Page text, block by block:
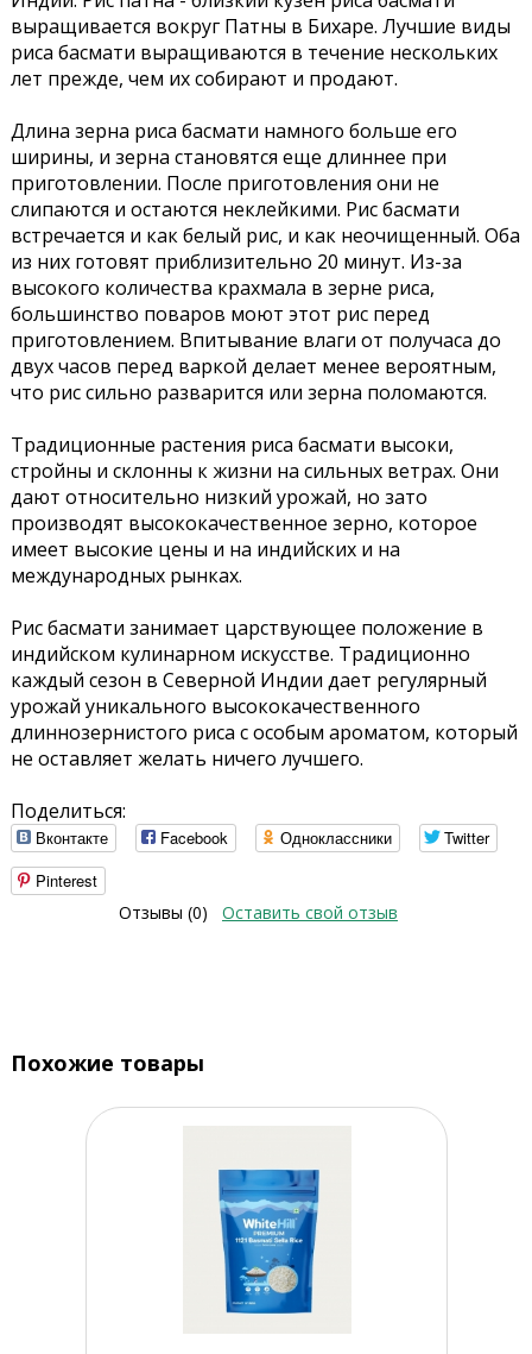
выращивается вокруг Патны в Бихаре. Лучшие виды
риса басмати выращиваются в течение нескольких
лет прежде, чем их собирают и продают.
Длина зерна риса басмати намного больше его
ширины, и зерна становятся еще длиннее при
приготовлении. После приготовления они не
слипаются и остаются неклейкими. Рис басмати
встречается и как белый рис, и как неочищенный. Оба
из них готовят приблизительно 20 минут. Из-за
высокого количества крахмала в зерне риса,
большинство поваров моют этот рис перед
приготовлением. Впитывание влаги от получаса до
двух часов перед варкой делает менее вероятным,
что рис сильно разварится или зерна поломаются.
Традиционные растения риса басмати высоки,
стройны и склонны к жизни на сильных ветрах. Они
дают относительно низкий урожай, но зато
производят высококачественное зерно, которое
имеет высокие цены и на индийских и на
международных рынках.
Рис басмати занимает царствующее положение в
индийском кулинарном искусстве. Традиционно
каждый сезон в Северной Индии дает регулярный
урожай уникального высококачественного
длиннозернистого риса с особым ароматом, который
не оставляет желать ничего лучшего.
Поделиться:
Вконтакте Facebook Одноклассники
Twitter
Pinterest
Отзывы (0)
Оставить свой отзыв
Похожие товары